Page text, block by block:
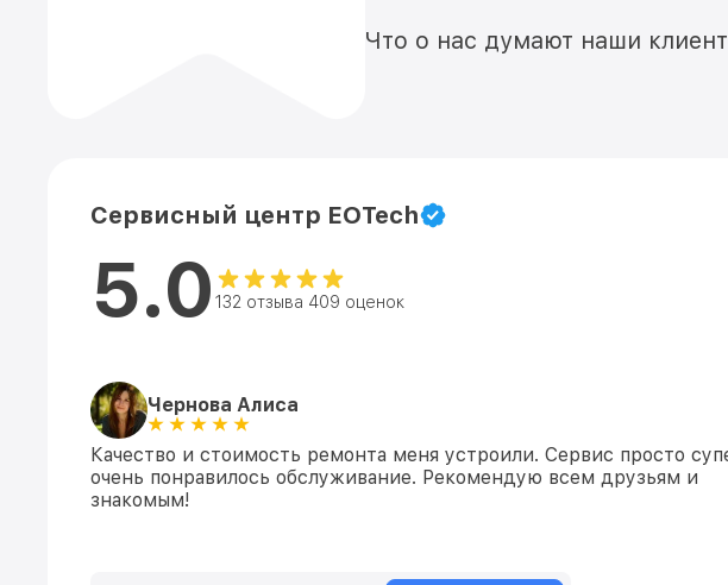
Что о нас думают наши
Сервисный центр EOTech
5.0 132 отзыва 409 оценок
Чернова Алиса
Качество и стоимость ремонта меня устроили. Сервис просто
очень понравилось обслуживание. Рекомендую всем друзьям и
знакомым!